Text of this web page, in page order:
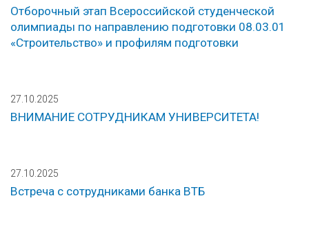
Отборочный этап Всероссийской студенческой
олимпиады по направлению подготовки 08.03.01
«Строительство» и профилям подготовки
27.10.2025
ВНИМАНИЕ СОТРУДНИКАМ УНИВЕРСИТЕТА!
27.10.2025
Встреча с сотрудниками банка ВТБ